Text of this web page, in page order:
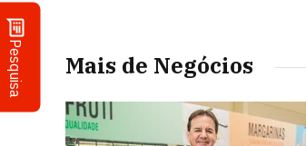
Pesquisa
Mais de Negócios